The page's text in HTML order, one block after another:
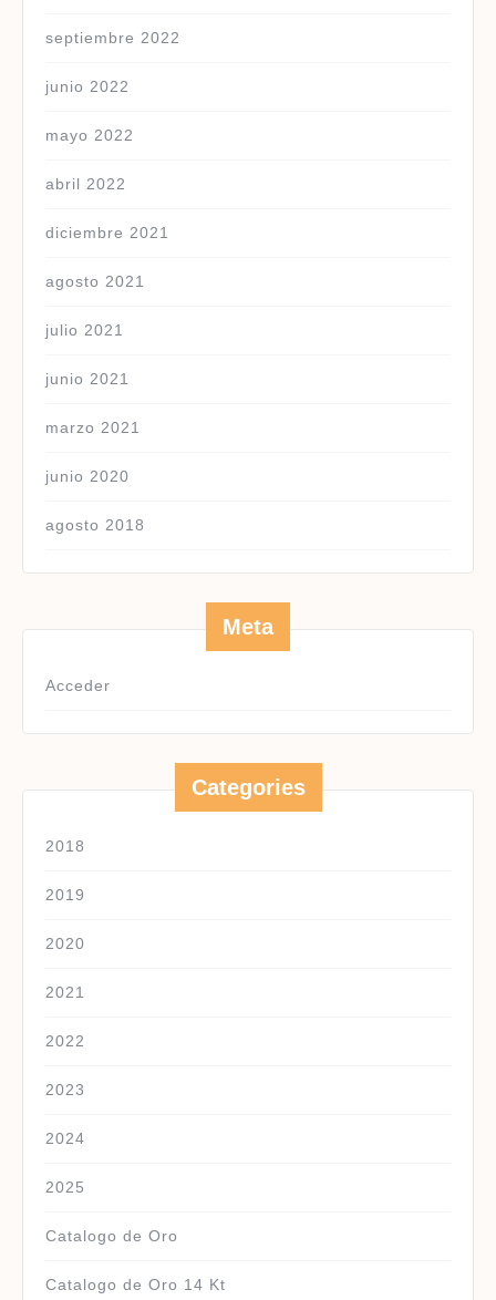
septiembre 2022
junio 2022
mayo 2022
abril 2022
diciembre 2021
agosto 2021
julio 2021
junio 2021
marzo 2021
junio 2020
agosto 2018
Meta
Acceder
Categories
2018
2019
2020
2021
2022
2023
2024
2025
Catalogo de Oro
Catalogo de Oro 14 Kt